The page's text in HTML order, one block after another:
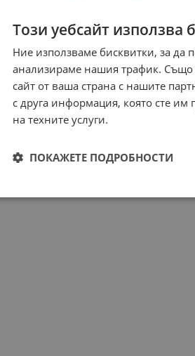
Този уебсайт използва
Ние използваме бисквитки, за да
анализираме нашия трафик. Също
сайт от ваша страна с нашите
с друга информация, която сте им
на техните услуги.
ПОКАЖЕТЕ ПОДРОБНОСТИ